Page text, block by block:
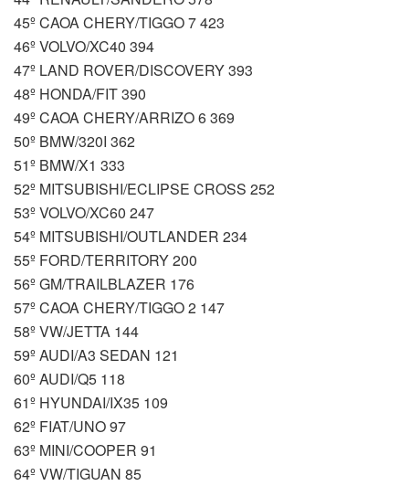
45º CAOA CHERY/TIGGO 7 423
46º VOLVO/XC40 394
47º LAND ROVER/DISCOVERY 393
48º HONDA/FIT 390
49º CAOA CHERY/ARRIZO 6 369
50º BMW/320I 362
51º BMW/X1 333
52º MITSUBISHI/ECLIPSE CROSS 252
53º VOLVO/XC60 247
54º MITSUBISHI/OUTLANDER 234
55º FORD/TERRITORY 200
56º GM/TRAILBLAZER 176
57º CAOA CHERY/TIGGO 2 147
58º VW/JETTA 144
59º AUDI/A3 SEDAN 121
60º AUDI/Q5 118
61º HYUNDAI/IX35 109
62º FIAT/UNO 97
63º MINI/COOPER 91
64º VW/TIGUAN 85